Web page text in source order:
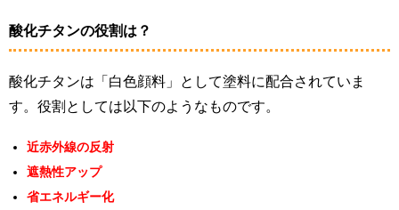
酸化チタンの役割は？
酸化チタンは「白色顔料」として塗料に配合されていま
す。役割としては以下のようなものです。
近赤外線の反射
遮熱性アップ
省エネルギー化